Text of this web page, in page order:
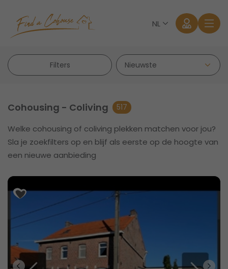
NL
Aanmelden
Wachtwoord vergeten?
Filters
Cohousing - Coliving 517
Welke cohousing of coliving plekken matchen voor jou?
Sla je zoekfilters op en blijf als eerste op de hoogte van
een nieuwe aanbieding